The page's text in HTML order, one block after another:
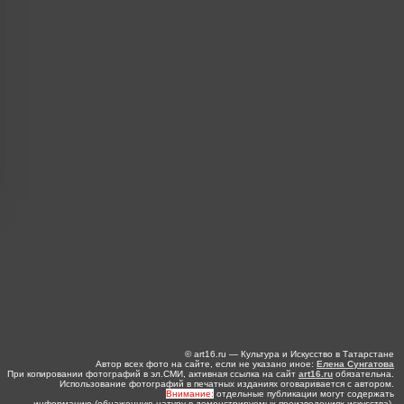
© art16.ru — Культура и Искусство в Татарстане
Автор всех фото на сайте, если не указано иное: Елена Сунгатова
При копировании фотографий в эл.СМИ, активная ссылка на сайт art16.ru обязательна.
Использование фотографий в печатных изданиях оговаривается с автором.
Внимание: отдельные публикации могут содержать